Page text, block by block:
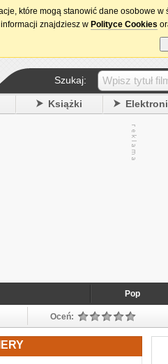
15. urodziny DataPremiery.pl
Szukaj:
Książki
Pop
Oceń:
które mogą stanowić dane osobowe w
znajdziesz w Polityce Cookies